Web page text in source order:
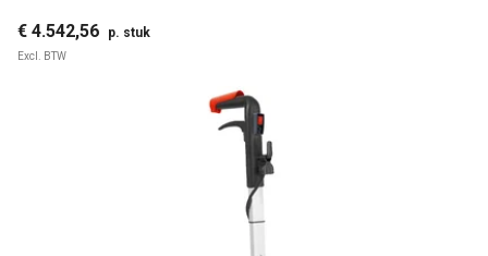
€ 4.542,56 p. stuk
Excl. BTW